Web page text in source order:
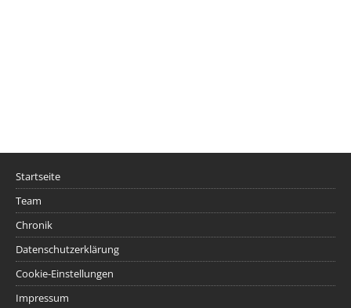
Startseite
Team
Chronik
Datenschutzerklärung
Cookie-Einstellungen
Impressum